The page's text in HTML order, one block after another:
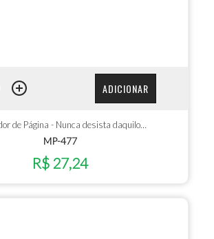
ADICIONAR
de Página - Nunca desista daquilo…
MP-477
R$ 27,24